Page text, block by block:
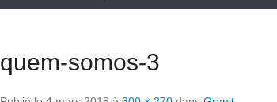
quem-somos-3